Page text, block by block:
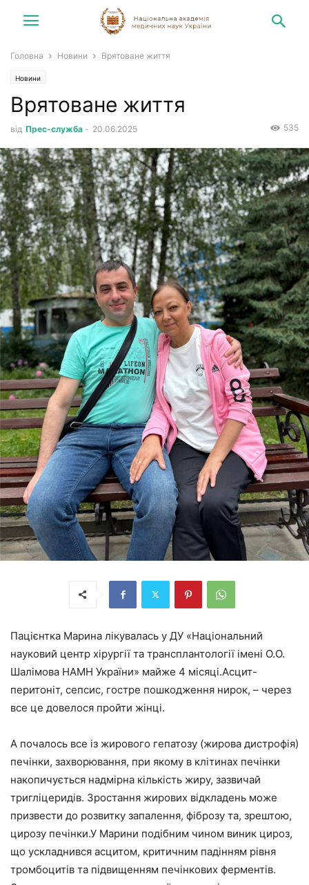
Головна Новини Врятоване життя
Новини
Врятоване життя
від Прес-служба - 20.06.2025 535
Пацієнтка Марина лікувалась у ДУ «Національний
науковий центр хірургії та трансплантології імені О.О.
Шалімова НАМН України» майже 4 місяці.Асцит-
перитоніт, сепсис, гостре пошкодження нирок, – через
все це довелося пройти жінці.
А почалось все із жирового гепатозу (жирова дистрофія)
печінки, захворювання, при якому в клітинах печінки
накопичується надмірна кількість жиру, зазвичай
тригліцеридів. Зростання жирових відкладень може
призвести до розвитку запалення, фіброзу та, зрештою,
цирозу печінки.У Марини подібним чином виник цироз,
що ускладнився асцитом, критичним падінням рівня
тромбоцитів та підвищенням печінкових ферментів.